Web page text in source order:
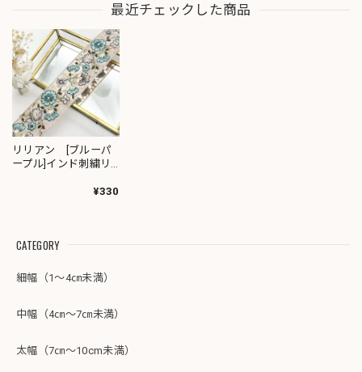
最近チェックした商品
リリアン [ブルーパ
ープル]インド刺繍リ
¥330
CATEGORY
細幅（1～4㎝未満）
中幅（4㎝～7㎝未満）
太幅（7㎝～10cm未満）